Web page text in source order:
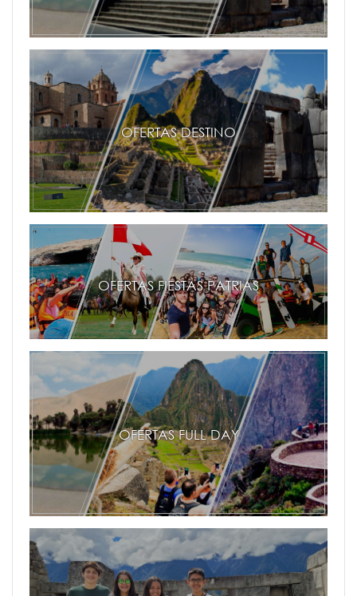
OFERTAS DESTINO
OFERTAS FIESTAS PATRIAS
OFERTAS FULL DAY